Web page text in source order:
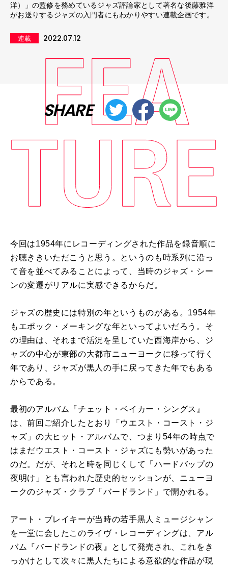
洋）」の監修を務めているジャズ評論家として著名な後藤雅洋
がお送りするジャズの入門者にもわかりやすい連載企画です。
連載 2022.07.12
SHARE
今回は1954年にレコーディングされた作品を録音順に
お聴ききいただこうと思う。というのも時系列に沿っ
て音を並べてみることによって、当時のジャズ・シー
ンの変遷がリアルに実感できるからだ。
ジャズの歴史には特別の年というものがある。1954年
もエポック・メーキングな年といってよいだろう。そ
の理由は、それまで活況を呈していた西海岸から、ジ
ャズの中心が東部の大都市ニューヨークに移って行く
年であり、ジャズが黒人の手に戻ってきた年でもある
からである。
最初のアルバム『チェット・ベイカー・シングス』
は、前回ご紹介したとおり「ウエスト・コースト・ジ
ャズ」の大ヒット・アルバムで、つまり54年の時点で
はまだウエスト・コースト・ジャズにも勢いがあった
のだ。だが、それと時を同じくして「ハードバップの
夜明け」とも言われた歴史的セッションが、ニューヨ
ークのジャズ・クラブ「バードランド」で開かれる。
アート・ブレイキーが当時の若手黒人ミュージシャン
を一堂に会したこのライヴ・レコーディングは、アル
バム『バードランドの夜』として発売され、これをき
っかけとして次々に黒人たちによる意欲的な作品が現